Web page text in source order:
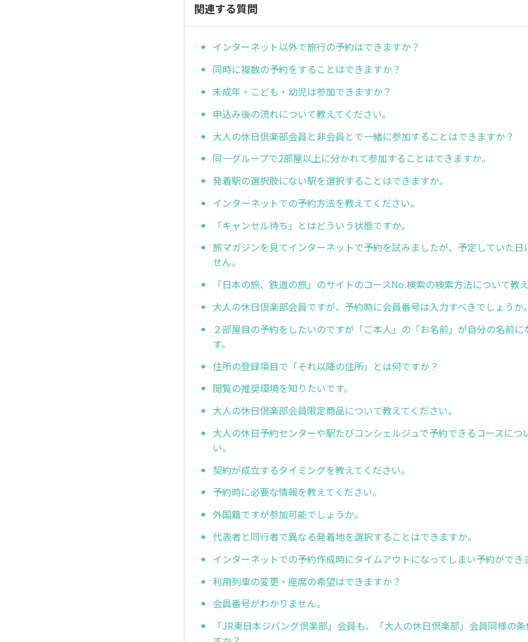
関連する質問
インターネット以外で旅行の予約はできますか？
同時に複数の予約をすることはできますか？
未成年・こども・幼児は参加できますか？
申込み後の流れについて教えてください。
大人の休日倶楽部会員と非会員とで一緒に参加することはできますか？
同一グループで2部屋以上に分かれて参加することはできますか。
発着駅の選択肢にない駅を選択することはできますか。
インターネットでの予約方法を教えてください。
「キャンセル待ち」とはどういう状態ですか。
旅マガジンを見てインターネットで予約を試みましたが、予定していた日
せん。
「日本の旅、鉄道の旅」のサイトのコースNo.検索の検索方法について教
大人の休日倶楽部会員ですが、予約時に会員番号は入力すべきでしょうか。
２部屋目の予約をしたいのですが「ご本人」の「お名前」が自分の名前に
す。
住所の登録項目で「それ以降の住所」とは何ですか？
閲覧の推奨環境を知りたいです。
大人の休日倶楽部会員限定商品について教えてください。
大人の休日予約センターや駅たびコンシェルジュで予約できるコースにつ
い。
契約が成立するタイミングを教えてください。
予約時に必要な情報を教えてください。
外国籍ですが参加可能でしょうか。
代表者と同行者で異なる発着地を選択することはできますか。
インターネットでの予約作成時にタイムアウトになってしまい予約ができ
利用列車の変更・座席の希望はできますか？
会員番号がわかりません。
「JR東日本ジパング倶楽部」会員も、「大人の休日倶楽部」会員同様の